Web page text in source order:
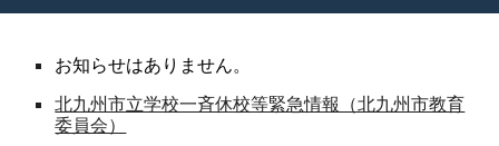
お知らせはありません。
北九州市立学校一斉休校等緊急情報（北九州市教育
委員会）